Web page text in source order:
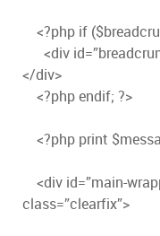
<?php if
<div
</div>
<?php endif; ?>
<?php print
<div id=”main-
class=”clearfix”>